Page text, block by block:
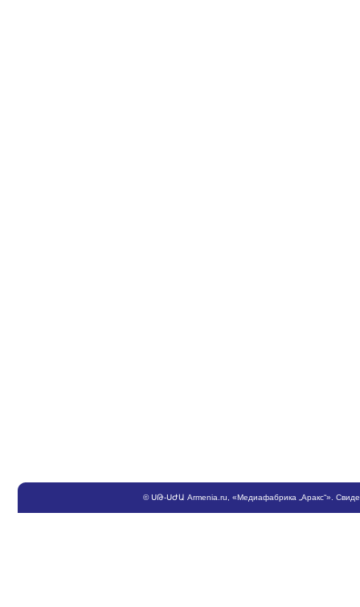
©ՍԹ-ՍԺԱ Armenia.ru , «Медиафабрика „Аракс“».